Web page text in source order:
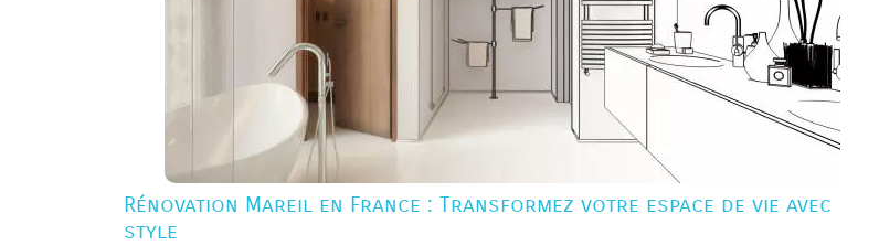
Rénovation Mareil en France : Transformez votre espace de vie avec
style